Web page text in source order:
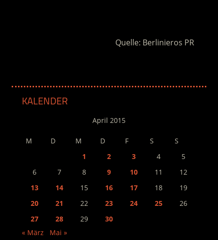
Quelle: Berlinieros PR
KALENDER
April 2015
M D M D F S
S
1
2 3 4
5
6
7 8 9 10 11
12
13
14 15 16 17 18
19
20
21 22 23 24 25
26
27
28 29
30
« März
Mai »